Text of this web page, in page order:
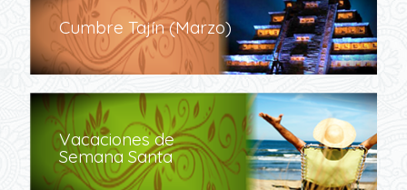
Cumbre Tajín (Marzo)
Vacaciones de
Semana Santa